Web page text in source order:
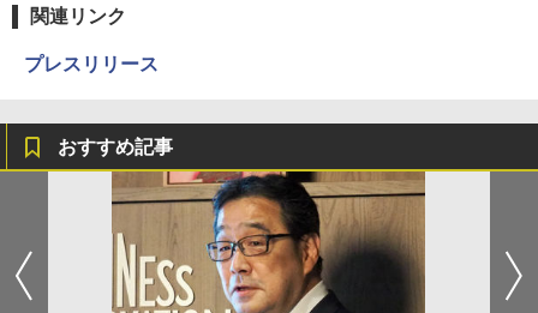
関連リンク
プレスリリース
おすすめ記事